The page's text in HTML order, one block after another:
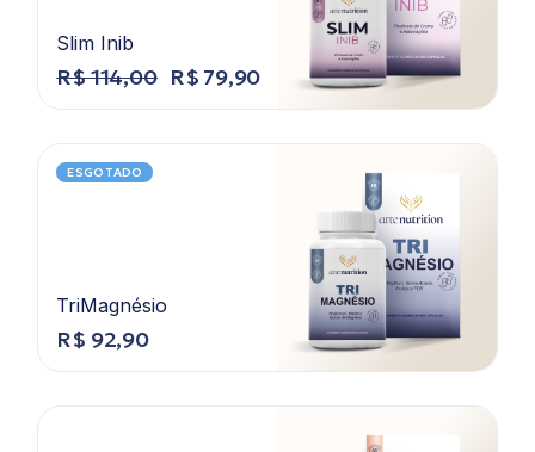
Slim Inib
R$114,00 R$ 79,90
ESGOTADO
TriMagnésio
R$ 92,90